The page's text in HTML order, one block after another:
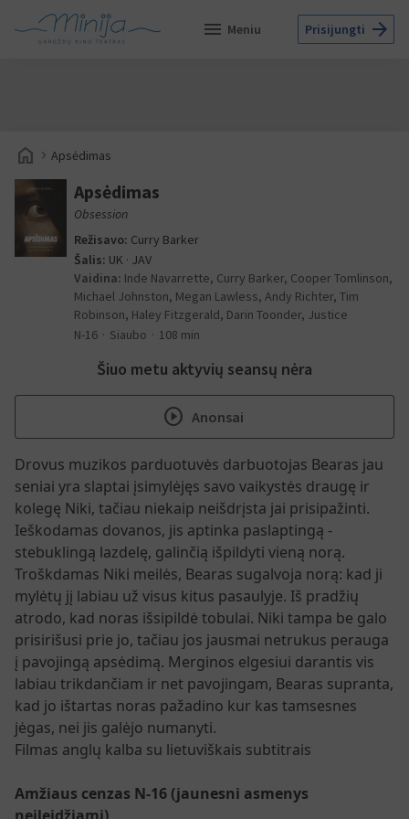
menu Meniu Prisijungti arrow_forward
home navigate_next Apsėdimas
Apsėdimas
Obsession
Režisavo: Curry Barker
Šalis: UK · JAV
Vaidina: Inde Navarrette, Curry Barker, Cooper Tomlinson,
Michael Johnston, Megan Lawless, Andy Richter, Tim
Robinson, Haley Fitzgerald, Darin Toonder, Justice
N-16
Siaubo 108 min
Šiuo metu aktyvių seansų nėra
play_circle Anonsai
Drovus muzikos parduotuvės darbuotojas Bearas jau
seniai yra slaptai įsimylėjęs savo vaikystės draugę ir
kolegę Niki, tačiau niekaip neišdrįsta jai prisipažinti.
Ieškodamas dovanos, jis aptinka paslaptingą -
stebuklingą lazdelę, galinčią išpildyti vieną norą.
Troškdamas Niki meilės, Bearas sugalvoja norą: kad ji
mylėtų jį labiau už visus kitus pasaulyje. Iš pradžių
atrodo, kad noras išsipildė tobulai. Niki tampa be galo
prisirišusi prie jo, tačiau jos jausmai netrukus perauga
į pavojingą apsėdimą. Merginos elgesiui darantis vis
labiau trikdančiam ir net pavojingam, Bearas supranta,
kad jo ištartas noras pažadino kur kas tamsesnes
jėgas, nei jis galėjo numanyti.
Filmas anglų kalba su lietuviškais subtitrais
Amžiaus cenzas N-16 (jaunesni asmenys